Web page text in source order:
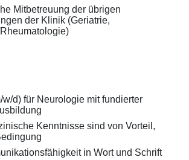
Mitbetreuung der übrigen
der Klinik (Geriatrie,
w/d) für Neurologie mit fundierter
Kenntnisse sind von Vorteil,
in Wort und Schrift